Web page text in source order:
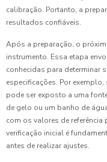
calibração. Portanto, a
resultados confiáveis.
Após a preparação, o
instrumento. Essa etapa
conhecidas para determinar
especificações. Por
pode ser exposto a uma
de gelo ou um banho de
com os valores de
verificação inicial é
antes de realizar ajustes.